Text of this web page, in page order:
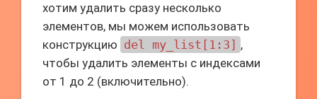
хотим удалить сразу несколько
элементов, мы можем использовать
конструкцию del my_list[1:3] ,
чтобы удалить элементы с индексами
от 1 до 2 (включительно).